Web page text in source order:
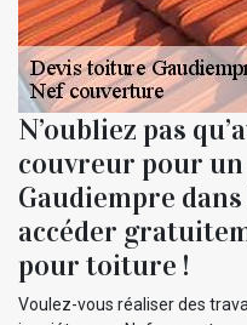
N’oubliez pas
couvreur pour
Gaudiempre
accéder
pour toiture !
Voulez-vous réaliser des